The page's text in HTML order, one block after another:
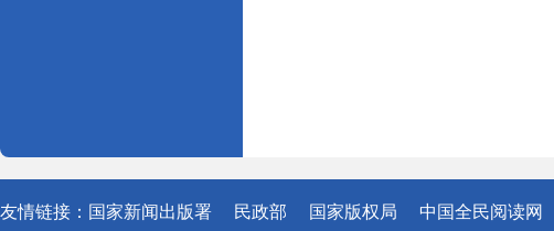
友情链接： 国家新闻出版署 民政部 国家版权局 中国全民阅读网